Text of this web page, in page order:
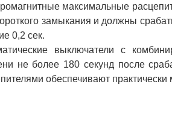
максимальные
замыкания и должны
0,2 сек.
выключатели с
не более 180 секунд после
обеспечивают